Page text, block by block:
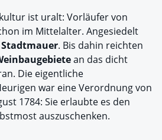
ist uralt: Vorläufer von
im Mittelalter. Angesiedelt
Stadtmauer. Bis dahin reichten
an das dicht
Die eigentliche
war eine Verordnung von
1784: Sie erlaubte es den
auszuschenken.